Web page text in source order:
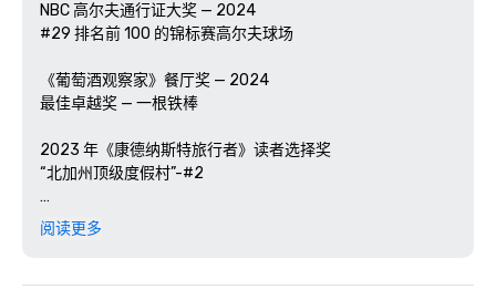
NBC 高尔夫通行证大奖 — 2024
#29 排名前 100 的锦标赛高尔夫球场
《葡萄酒观察家》餐厅奖 — 2024
最佳卓越奖 — 一根铁棒
2023 年《康德纳斯特旅行者》读者选择奖
“北加州顶级度假村”-#2
《高尔夫周刊》杂志 — 2023
硅谷商业杂志 — 2023
阅读更多